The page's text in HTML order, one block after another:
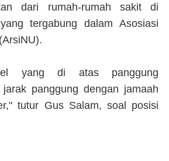
dari rumah-rumah sakit di
tergabung dalam Asosiasi
yang di atas panggung
panggung dengan jamaah
tutur Gus Salam, soal posisi